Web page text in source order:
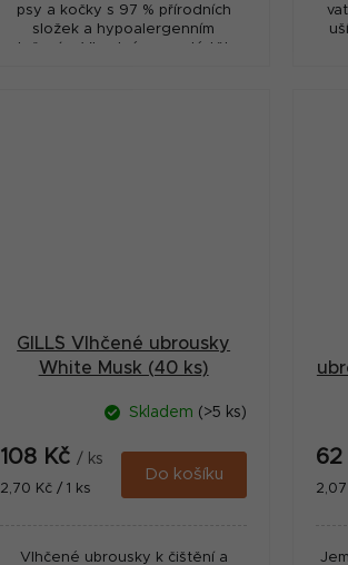
psy a kočky s 97 % přírodních
složek a hypoalergenním
složením. Vhodné pro celé tělo
GILL´S Vlhčené ubrousky
White Musk (40 ks)
Skladem (>5 ks)
108 Kč / ks
Měrná
2,70 Kč / 1 ks
Do košíku
Vlhčené ubrousky k čištění a
62
2,07